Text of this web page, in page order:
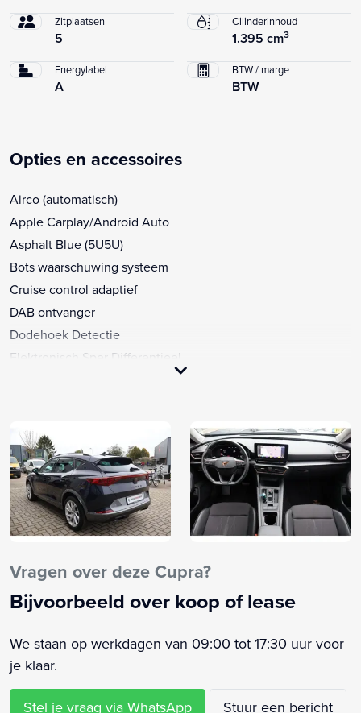
Zitplaatsen
5
Cilinderinhoud
1.395 cm3
Energylabel
A
BTW / marge
BTW
Opties en accessoires
Airco (automatisch)
Apple Carplay/Android Auto
Asphalt Blue (5U5U)
Bots waarschuwing systeem
Cruise control adaptief
DAB ontvanger
Dodehoek Detectie
Elektronisch Sper Differentieel
Lichtmetalen velgen 18"
Navigatiesysteem
Oplaadmogelijkheid
Parkeersensor achter
Sfeerverlichting
Stoelverwarming
Stuurwiel verwarmd
Achterbank in delen neerklapbaar
Achterspoiler
Airco separaat achter
Vragen over deze Cupra?
Bijvoorbeeld over koop of lease
We staan op werkdagen van 09:00 tot 17:30 uur voor
je klaar.
Stel je vraag via WhatsApp Stuur een bericht